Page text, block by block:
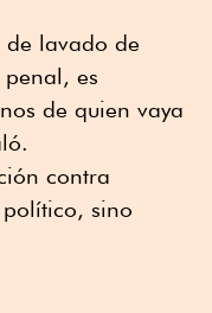
de lavado de
es
de quien vaya
contra
sino